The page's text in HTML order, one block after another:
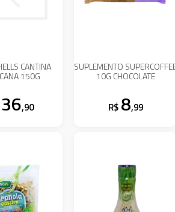
CANTINA
150G
36,90
SUPLEMENTO
10G CHOCOLATE
R$ 8,99